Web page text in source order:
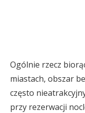
Ogólnie rzecz
miastach, obszar
często
przy rezerwacji